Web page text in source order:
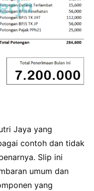
Jaya yang
contoh dan tidak
Slip ini
umum dan
yang